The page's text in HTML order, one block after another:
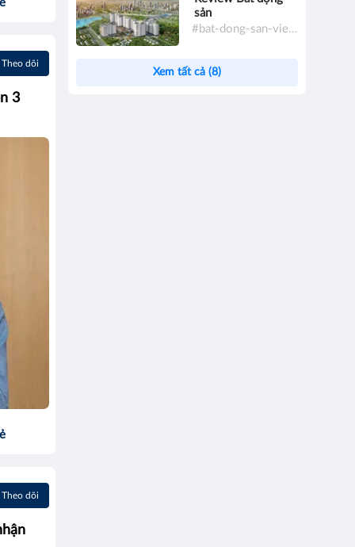
Theo dõi
3
Theo dõi
sản
#bat-dong-san-viet-nam
Xem tất cả (8)